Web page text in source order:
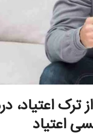
اعتیاد،
اعتیاد